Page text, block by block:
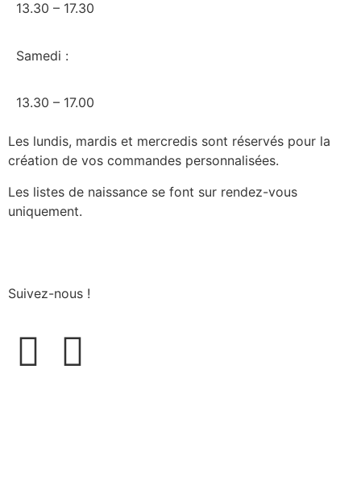
13.30 – 17.30
Samedi :
13.30 – 17.00
Les lundis, mardis et mercredis sont réservés pour la
création de vos commandes personnalisées.
Les listes de naissance se font sur rendez-vous
uniquement.
Suivez-nous !